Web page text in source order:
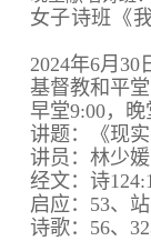
女子诗班《
2024年6月30
基督教和平
早堂9:00，晚
讲题：《现实
讲员：林少
经文：诗
启应：53、
诗歌：56、